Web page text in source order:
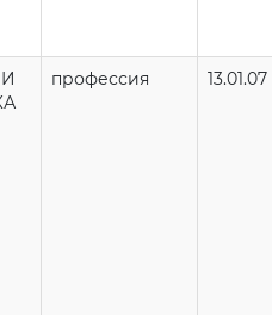
профессия 13.01.07